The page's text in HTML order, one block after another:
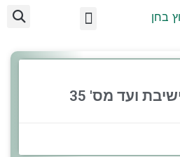
ועד מס' 35